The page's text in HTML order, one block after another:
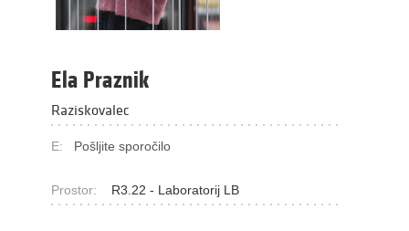
Ela Praznik
Raziskovalec
E: Pošljite sporočilo
Prostor: R3.22 - Laboratorij LB